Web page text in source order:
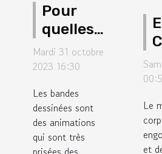
Pour
quelles
raisons
devez-
regarder
un
dessin
Mardi 31 octobre
2023 16:30
Les bandes
dessinées sont
des animations
qui sont très
Le
et